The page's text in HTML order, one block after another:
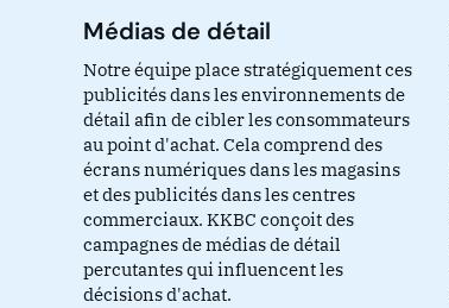
Médias de détail
Notre équipe place stratégiquement ces
publicités dans les environnements de
détail afin de cibler les consommateurs
au point d'achat. Cela comprend des
écrans numériques dans les magasins
et des publicités dans les centres
commerciaux. KKBC conçoit des
campagnes de médias de détail
percutantes qui influencent les
décisions d'achat.